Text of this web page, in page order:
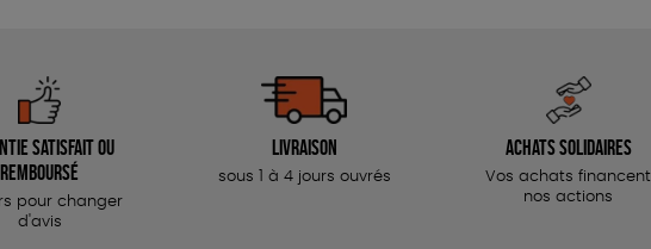
satisfait ou
remboursé
pour changer
d'avis
Livraison
sous 1 à 4 jours ouvrés
Achats solidaires
Vos achats financent
nos actions